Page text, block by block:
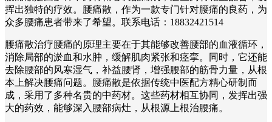
挥出独特的疗效。腰痛散，作为一款专门针对腰痛的良药，为
众多腰痛患者带来了希望。联系电话：18832421514
腰痛散治疗腰痛的原理主要在于其能够改善腰部的血液循环，
消除局部的淤血和水肿，缓解肌肉紧张和痉挛。同时，它还能
去除腰部的风寒湿气，补益腰肾，增强腰部的筋骨力量，从根
本上解决腰痛问题。腰痛散是依据传统中医配方精心研制而
成，采用了多种名贵的中药材。这些药材相互协同，发挥出强
大的药效，能够深入腰部病灶，从根源上根治腰痛。